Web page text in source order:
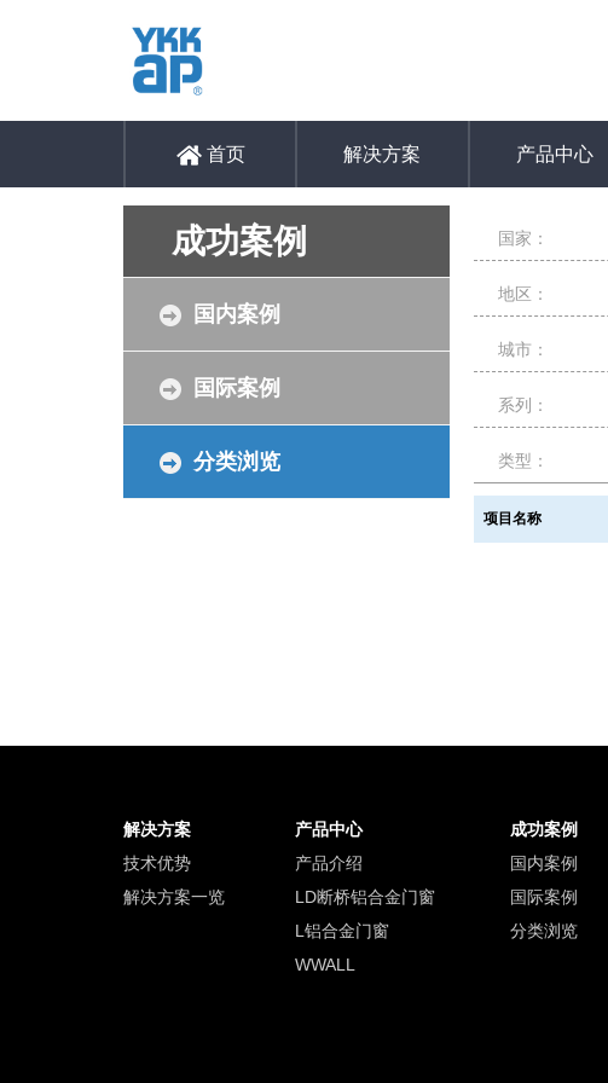
首页 解决方案 产品中心
成功案例
国内案例
国际案例
分类浏览
国家：
地区：
城市：
系列：
类型：
项目名称
解决方案 产品中心 成功案例
技术优势
产品介绍 国内案例
解决方案一览
LD断桥铝合金门窗 国际案例
L铝合金门窗
分类浏览
WWALL